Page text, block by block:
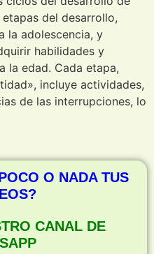
del desarrollo,
la adolescencia, y
habilidades y
la edad. Cada etapa,
incluye actividades,
de las interrupciones, lo
O NADA TUS
CANAL DE